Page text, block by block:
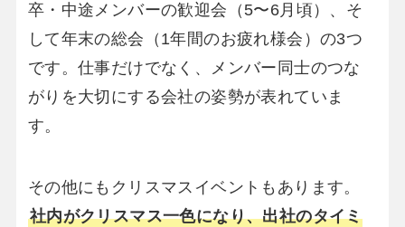
卒・中途メンバーの歓迎会（5〜6月頃）、そ
して年末の総会（1年間のお疲れ様会）の3つ
です。仕事だけでなく、メンバー同士のつな
がりを大切にする会社の姿勢が表れていま
す。
その他にもクリスマスイベントもあります。
社内がクリスマス一色になり、出社のタイミ